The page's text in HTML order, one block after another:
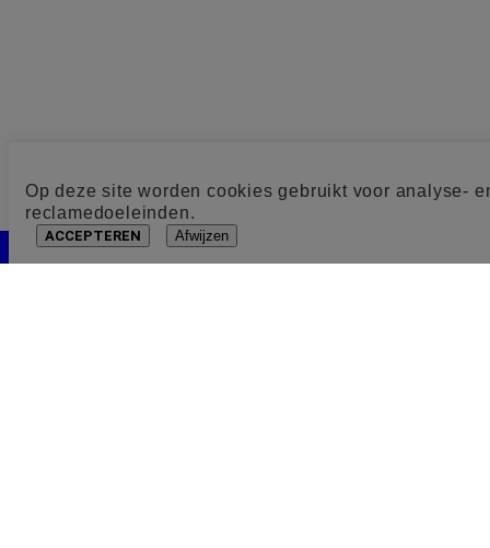
Op deze site worden cookies gebruikt voor analyse-
reclamedoeleinden.
ACCEPTEREN Afwijzen
Cookie toestemming